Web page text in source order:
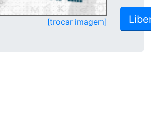
[trocar imagem]